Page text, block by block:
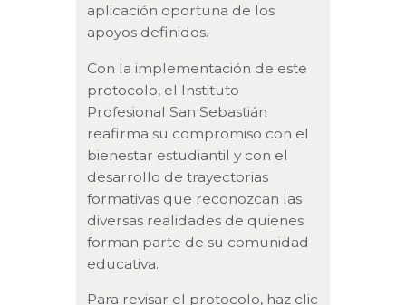
aplicación oportuna de los
apoyos definidos.
Con la implementación de este
protocolo, el Instituto
Profesional San Sebastián
reafirma su compromiso con el
bienestar estudiantil y con el
desarrollo de trayectorias
formativas que reconozcan las
diversas realidades de quienes
forman parte de su comunidad
educativa.
Para revisar el protocolo, haz clic